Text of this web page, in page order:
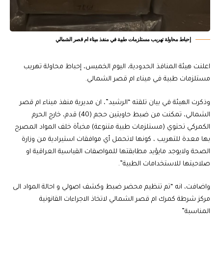
إحباط محاولة تهريب مستلزمات طبية في منفذ ميناء ام قصر الشمالي
اعلنت هيئة المنافذ الحدودية، اليوم الخميس، إحباط محاولة تهريب
مستلزمات طبية في ميناء ام قصر الشمالي.
وذكرت الهيئة في بيان تلقته “الرشيد”، ان مديرية منفذ ميناء ام قصر
الشمالي، تمكنت من ضبط حاويتين حجم (40) قدم، خارج الحرم
الكمركي تحتوي (مستلزمات طبية متنوعة) مخبأة خلف المواد المصرح
بها معدة للتهريب ، كونها لاتحمل أي موافقات استيرادية من وزارة
الصحة ولايوجد مايؤيد مطابقتها للمواصفات القياسية العراقية او
صلاحيتها للاستخدامات الطبية”.
واضافت، انه “تم تنظيم محضر ضبط وكشف اصولي و احالة المواد الى
مركز شرطة كمرك ام قصر الشمالي لاتخاذ الاجراءات القانونية
المناسبة”